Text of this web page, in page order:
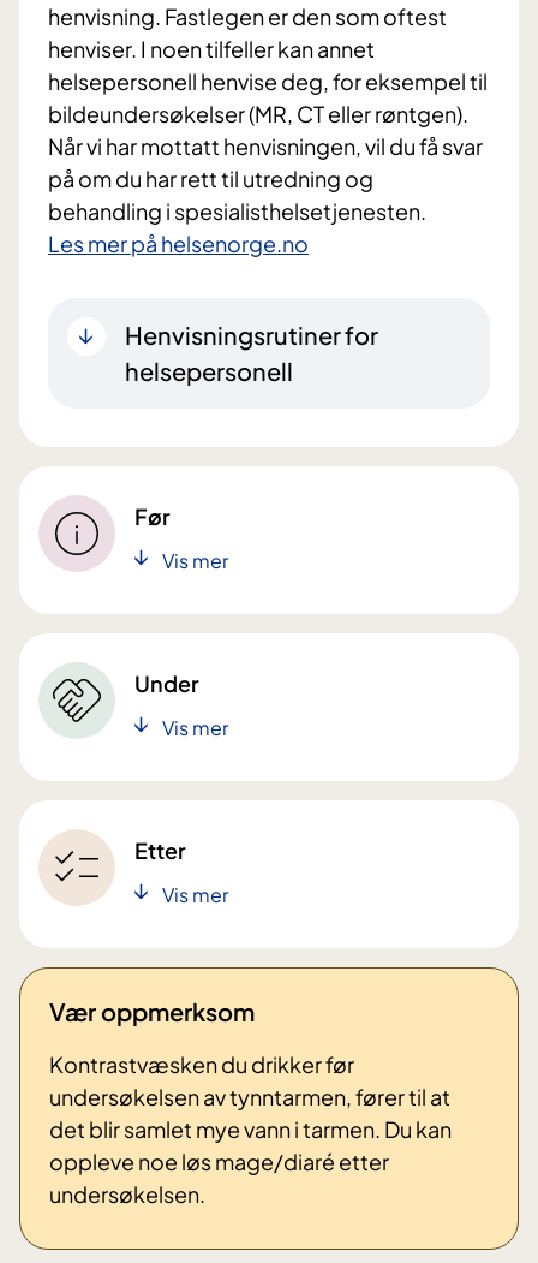
henvisning. Fastlegen er den som oftest
henviser. I noen tilfeller kan annet
helsepersonell henvise deg, for eksempel til
bildeundersøkelser (MR, CT eller røntgen).
Når vi har mottatt henvisningen, vil du få svar
på om du har rett til utredning og
behandling i spesialisthelsetjenesten.
Les mer på helsenorge.no
Henvisningsrutiner for
helsepersonell
Før
Vis mer
Under
Vis mer
Etter
Vis mer
Vær oppmerksom
Kontrastvæsken du drikker før
undersøkelsen av tynntarmen, fører til at
det blir samlet mye vann i tarmen. Du kan
oppleve noe løs mage/diaré etter
undersøkelsen.